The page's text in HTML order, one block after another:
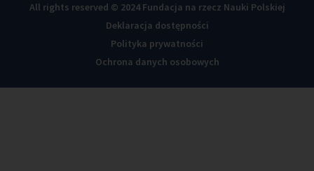
All rights reserved © 2024 Fundacja na rzecz Nauki Polskiej
Deklaracja dostępności
Polityka prywatności
Ochrona danych osobowych